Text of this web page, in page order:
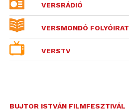
VERSRÁDIÓ
VERSMONDÓ FOLYÓIRAT
VERSTV
BUJTOR ISTVÁN FILMFESZTIVÁL